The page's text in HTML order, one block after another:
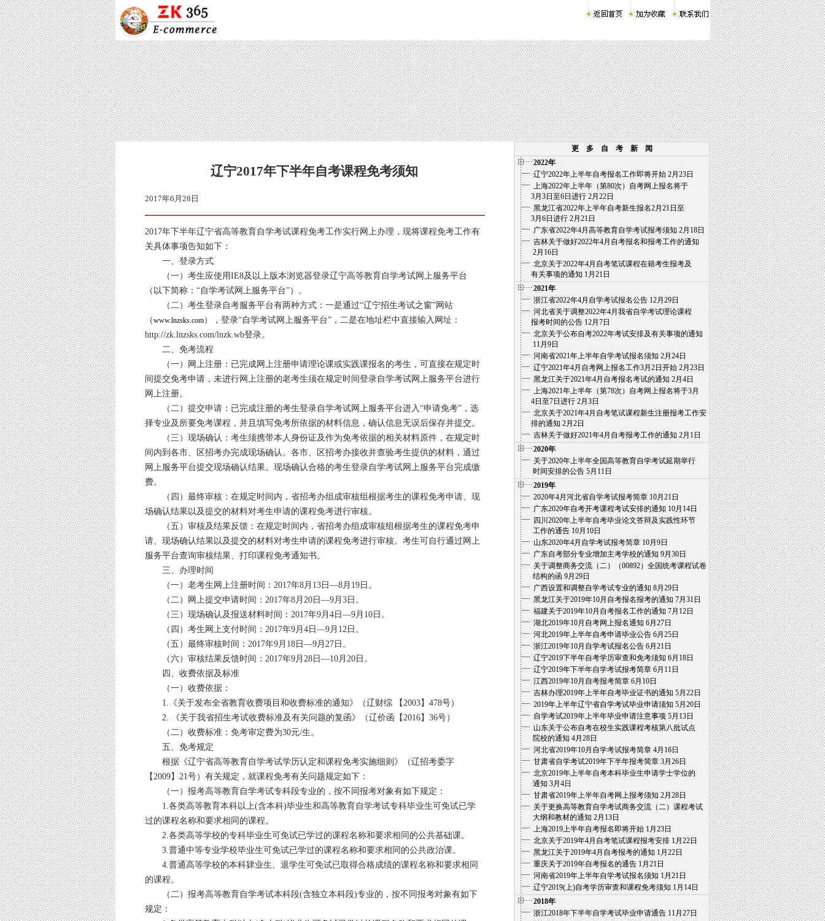
辽宁2017年下半年自考课程免考须知
2017年6月28日
2017年下半年辽宁省高等教育自学考试课程免考工作实行网上办理，现将课程免考工作有
关具体事项告知如下：
一、登录方式
（一）考生应使用IE8及以上版本浏览器登录辽宁高等教育自学考试网上服务平台
（以下简称：“自学考试网上服务平台”）。
（二）考生登录自考服务平台有两种方式：一是通过“辽宁招生考试之窗”网站
（www.lnzsks.com），登录“自学考试网上服务平台”，二是在地址栏中直接输入网址：
http://zk.lnzsks.com/lnzk.wb登录。
二、免考流程
（一）网上注册：已完成网上注册申请理论课或实践课报名的考生，可直接在规定时
间提交免考申请，未进行网上注册的老考生须在规定时间登录自学考试网上服务平台进行
网上注册。
（二）提交申请：已完成注册的考生登录自学考试网上服务平台进入“申请免考”，选
择专业及所要免考课程，并且填写免考所依据的材料信息，确认信息无误后保存并提交。
（三）现场确认：考生须携带本人身份证及作为免考依据的相关材料原件，在规定时
间内到各市、区招考办完成现场确认。各市、区招考办接收并查验考生提供的材料，通过
网上服务平台提交现场确认结果。现场确认合格的考生登录自学考试网上服务平台完成缴
费。
（四）最终审核：在规定时间内，省招考办组成审核组根据考生的课程免考申请、现
场确认结果以及提交的材料对考生申请的课程免考进行审核。
（五）审核及结果反馈：在规定时间内，省招考办组成审核组根据考生的课程免考申
请、现场确认结果以及提交的材料对考生申请的课程免考进行审核。考生可自行通过网上
服务平台查询审核结果、打印课程免考通知书。
三、办理时间
（一）老考生网上注册时间：2017年8月13日—8月19日。
（二）网上提交申请时间：2017年8月20日—9月3日。
（三）现场确认及报送材料时间：2017年9月4日—9月10日。
（四）考生网上支付时间：2017年9月4日—9月12日。
（五）最终审核时间：2017年9月18日—9月27日。
（六）审核结果反馈时间：2017年9月28日—10月20日。
四、收费依据及标准
（一）收费依据：
1.《关于发布全省教育收费项目和收费标准的通知》（辽财综 【2003】478号）
2. 《关于我省招生考试收费标准及有关问题的复函》（辽价函【2016】36号）
（二）收费标准：免考审定费为30元/生。
五、免考规定
根据《辽宁省高等教育自学考试学历认定和课程免考实施细则》（辽招考委字
【2009】21号）有关规定，就课程免考有关问题规定如下：
（一）报考高等教育自学考试专科段专业的，按不同报考对象有如下规定：
1.各类高等教育本科以上(含本科)毕业生和高等教育自学考试专科毕业生可免试已学
过的课程名称和要求相同的课程。
2.各类高等学校的专科毕业生可免试已学过的课程名称和要求相同的公共基础课。
3.普通中等专业学校毕业生可免试已学过的课程名称和要求相同的公共政治课。
4.普通高等学校的本科肄业生、退学生可免试已取得合格成绩的课程名称和要求相同
的课程。
（二）报考高等教育自学考试本科段(含独立本科段)专业的，按不同报考对象有如下
规定：
更 多 自 考 新 闻
2022年
辽宁2022年上半年自考报名工作即将开始2月23日
上海2022年上半年（第80次）自考网上报名将于
3月3日至6日进行2月22日
黑龙江省2022年上半年自考新生报名2月21日至
3月6日进行 2月21日
广东省2022年4月高等教育自学考试报考须知 2月18日
吉林关于做好2022年4月自考报名和报考工作的通知
2月16日
北京关于2022年4月自考笔试课程在籍考生报考及
有关事项的通知 1月21日
2021年
浙江省2022年4月自学考试报名公告12月29日
河北省关于调整2022年4月我省自学考试理论课程
报考时间的公告12月7日
北京关于公布自考2022年考试安排及有关事项的通知
11月9日
河南省2021年上半年自学考试报名须知 2月24日
辽宁2021年4月自考网上报名工作3月2日开始2月23日
黑龙江关于2021年4月自考报名考试的通知 2月4日
上海2021年上半年（第78次）自考网上报名将于3月
4日至7日进行2月3日
北京关于2021年4月自考笔试课程新生注册报考工作安
排的通知 2月2日
吉林关于做好2021年4月自考报考工作的通知 2月1日
2020年
关于2020年上半年全国高等教育自学考试延期举行
时间安排的公告5月11日
2019年
2020年4月河北省自学考试报考简章10月21日
广东2020年自考开考课程考试安排的通知 10月14日
四川2020年上半年自考毕业论文答辩及实践性环节
工作的通告10月10日
山东2020年4月自学考试报考简章10月9日
广东自考部分专业增加主考学校的通知 9月30日
关于调整商务交流（二）（00892）全国统考课程试卷
结构的函 9月29日
广西设置和调整自学考试专业的通知 8月29日
黑龙江关于2019年10月自考报名报考的通知 7月31日
福建关于2019年10月自考报名工作的通知 7月12日
湖北2019年10月自考网上报名通知 6月27日
河北2019年上半年自考申请毕业公告6月25日
浙江2019年10月自学考试报名公告6月21日
辽宁2019下半年自考学历审查和免考须知 6月18日
辽宁2019年下半年自学考试报考简章6月11日
江西2019年10月自考报考简章6月10日
吉林办理2019年上半年自考毕业证书的通知 5月22日
2019年上半年辽宁省自学考试毕业申请须知 5月20日
自学考试2019年上半年毕业申请注意事项5月13日
山东关于公布自考在校生实践课程考核第八批试点
院校的通知 4月28日
河北省2019年10月自学考试报考简章4月16日
甘肃省自学考试2019年下半年报考简章3月26日
北京2019年上半年自考本科毕业生申请学士学位的
通知 3月4日
甘肃省2019年上半年自考网上报考须知 2月28日
关于更换高等教育自学考试商务交流（二）课程考试
大纲和教材的通知 2月13日
上海2019上半年自考报名即将开始1月23日
北京关于2019年4月自考笔试课程报考安排1月22日
黑龙江关于2019年4月自考报考的通知 1月22日
重庆关于2019年自考报名的通告1月21日
河南省2019年上半年自学考试报名须知 1月21日
辽宁2019(上)自考学历审查和课程免考须知 1月14日
2018年
浙江2018年下半年自学考试毕业申请通告11月27日